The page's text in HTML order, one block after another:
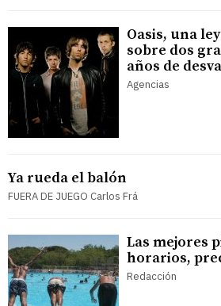
Oasis, una
sobre dos
años de
Agencias
Ya rueda el balón
FUERA DE JUEGO Carlos Frá
Las mejores
horarios,
Redacción